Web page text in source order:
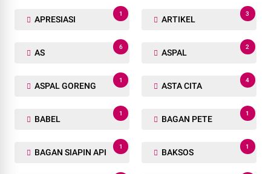
APRESIASI
1
ARTIKEL
3
AS
6
ASPAL
2
ASPAL GORENG
1
ASTA CITA
4
BABEL
1
BAGAN PETE
1
BAGAN SIAPIN API
1
BAKSOS
1